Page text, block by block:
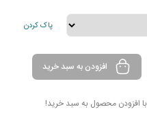
پاک کردن
افزودن به سبد خرید
با افزودن محصول به سبد خرید!